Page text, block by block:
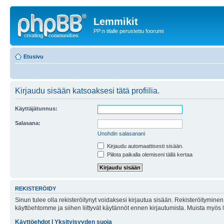
Lemmikit
PP:n tilalle perustettu foorumi
Etusivu
Kirjaudu sisään katsoaksesi tätä profiilia.
Käyttäjätunnus:
Salasana:
Unohdin salasanani
Kirjaudu automaattisesti sisään.
Piilota paikalla olemiseni tällä kertaa
REKISTERÖIDY
Sinun tulee olla rekisteröitynyt voidaksesi kirjautua sisään.
käyttöehtomme ja siihen liittyvät käytännöt ennen kirjautumista. Muista
Käyttöehdot
Yksityisyyden suoja